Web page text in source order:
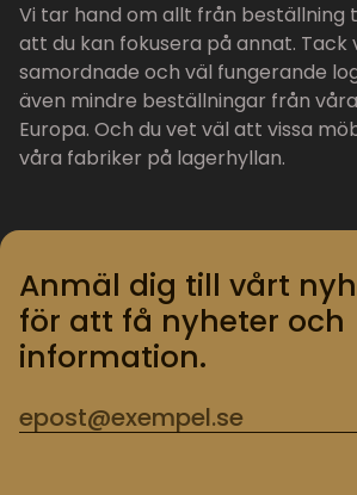
Vi tar hand om allt från beställning
att du kan fokusera på annat. Tack
samordnade och väl fungerande
även mindre beställningar från
Europa. Och du vet väl att vissa
våra fabriker på lagerhyllan.
Anmäl dig till vårt
för att få nyheter och
information.